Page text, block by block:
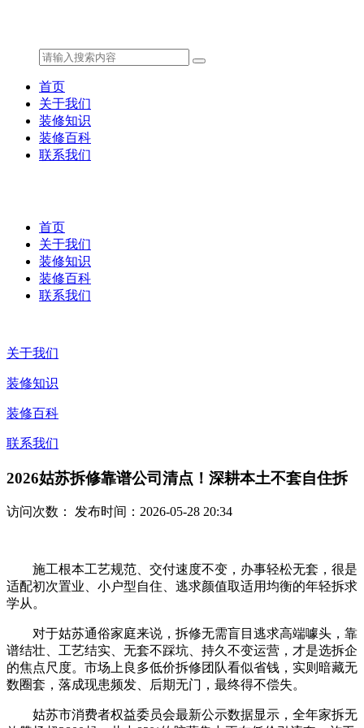
首页
关于我们
装修知识
装修百科
联系我们
首页
关于我们
装修知识
装修百科
联系我们
关于我们
装修知识
装修百科
联系我们
2026姑苏拆修靠谱公司清点！深耕本土不套自住拆
访问次数： 发布时间：2026-05-28 20:34
施工根本工艺规范、交付速度不变，办事轻松无套，很是
适配初次置业、小户型自住、逃求颜值取适用均衡的年轻拆求
学从。
对于姑苏通俗家庭来说，拆修无需盲目逃求高端噱头，靠
谱结壮、工艺结实、无套不踩坑、持久不变运营，才是选拆企
的焦点尺度。市场上良多低价拆修团队看似省钱，实则暗藏无
数圈套，落成现患频发、后期无门，最终得不偿失。
姑苏市消费者权益委员会最新公示数据显示，全年家拆无